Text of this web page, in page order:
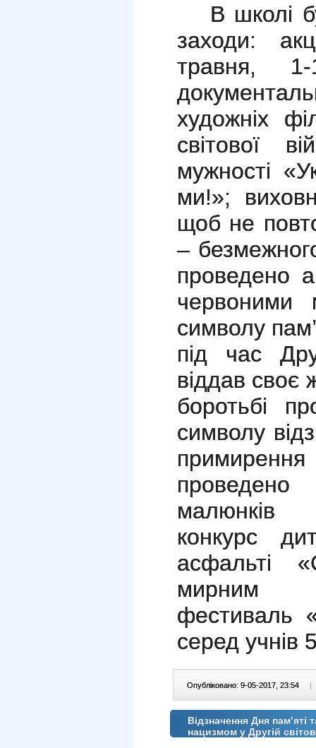
В школі
заходи:
травня, 1-
художніх
світової
мужності
ми!»;
щоб не
–
проведено
червоними
символу
під час
віддав своє
боротьбі
символу
малюнків
конкурс
асфальті
мирним
фестиваль
серед учнів
Опубліковано: 9-05-2017, 23:54 |
Відзначення Дня пам’яті
нацизмом у Другій